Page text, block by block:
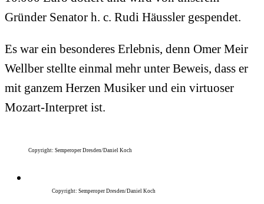
Gründer Senator h. c. Rudi Häussler gespendet.
Es war ein besonderes Erlebnis, denn Omer Meir
Wellber stellte einmal mehr unter Beweis, dass er
mit ganzem Herzen Musiker und ein virtuoser
Mozart-Interpret ist.
Copyright: Semperoper Dresden/Daniel Koch
Copyright: Semperoper Dresden/Daniel Koch